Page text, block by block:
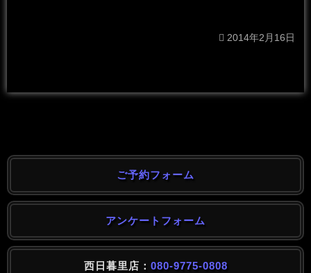
2014年2月16日
ご予約フォーム
アンケートフォーム
西日暮里店： 080-9775-0808